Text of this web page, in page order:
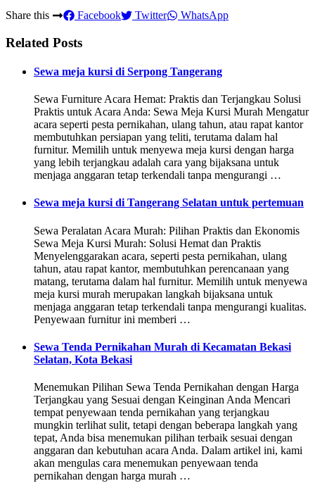
Share this Facebook Twitter WhatsApp
Related Posts
Sewa meja kursi di Serpong Tangerang
Sewa Furniture Acara Hemat: Praktis dan Terjangkau Solusi
Praktis untuk Acara Anda: Sewa Meja Kursi Murah Mengatur
acara seperti pesta pernikahan, ulang tahun, atau rapat kantor
membutuhkan persiapan yang teliti, terutama dalam hal
furnitur. Memilih untuk menyewa meja kursi dengan harga
yang lebih terjangkau adalah cara yang bijaksana untuk
menjaga anggaran tetap terkendali tanpa mengurangi …
Sewa meja kursi di Tangerang Selatan untuk pertemuan
Sewa Peralatan Acara Murah: Pilihan Praktis dan Ekonomis
Sewa Meja Kursi Murah: Solusi Hemat dan Praktis
Menyelenggarakan acara, seperti pesta pernikahan, ulang
tahun, atau rapat kantor, membutuhkan perencanaan yang
matang, terutama dalam hal furnitur. Memilih untuk menyewa
meja kursi murah merupakan langkah bijaksana untuk
menjaga anggaran tetap terkendali tanpa mengurangi kualitas.
Penyewaan furnitur ini memberi …
Sewa Tenda Pernikahan Murah di Kecamatan Bekasi
Selatan, Kota Bekasi
Menemukan Pilihan Sewa Tenda Pernikahan dengan Harga
Terjangkau yang Sesuai dengan Keinginan Anda Mencari
tempat penyewaan tenda pernikahan yang terjangkau
mungkin terlihat sulit, tetapi dengan beberapa langkah yang
tepat, Anda bisa menemukan pilihan terbaik sesuai dengan
anggaran dan kebutuhan acara Anda. Dalam artikel ini, kami
akan mengulas cara menemukan penyewaan tenda
pernikahan dengan harga murah …